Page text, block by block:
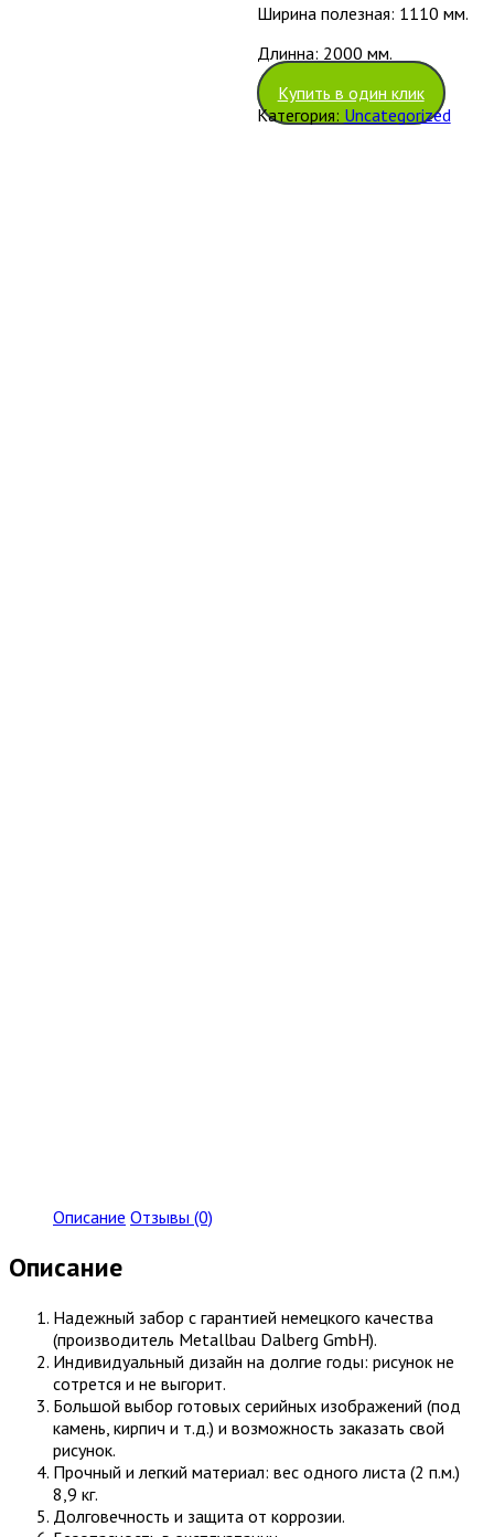
Ширина полезная: 1110 мм.
Длинна: 2000 мм.
Купить в один клик
Категория: Uncategorized
Описание Отзывы (0)
Описание
Надежный забор с гарантией немецкого качества
(производитель Metallbau Dalberg GmbH).
Индивидуальный дизайн на долгие годы: рисунок не
сотрется и не выгорит.
Большой выбор готовых серийных изображений (под
камень, кирпич и т.д.) и возможность заказать свой
рисунок.
Прочный и легкий материал: вес одного листа (2 п.м.)
8,9 кг.
Долговечность и защита от коррозии.